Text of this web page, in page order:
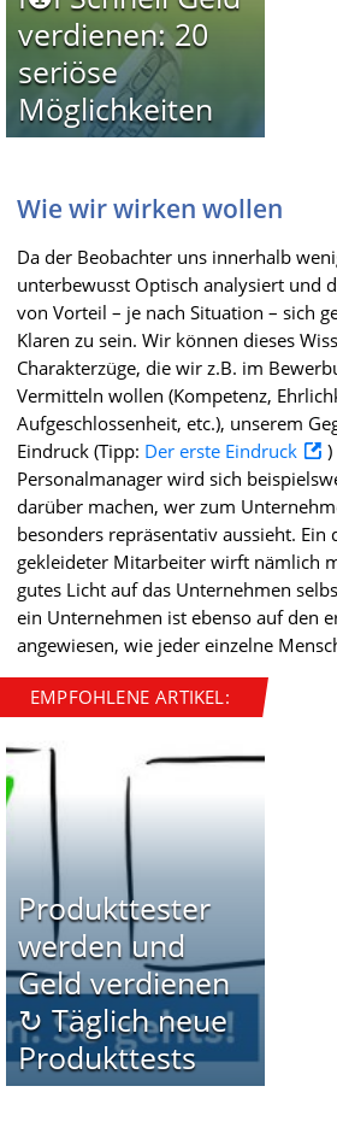
verdienen: 20
seriöse
Möglichkeiten
Wie wir wirken wollen
Da der Beobachter uns innerhalb
unterbewusst Optisch analysiert und
von Vorteil – je nach Situation – sich
Klaren zu sein. Wir können dieses
Charakterzüge, die wir z.B. im
Vermitteln wollen (Kompetenz,
Aufgeschlossenheit, etc.), unserem
Eindruck (Tipp: Der erste Eindruck
Personalmanager wird sich
darüber machen, wer zum
besonders repräsentativ aussieht. Ein
gekleideter Mitarbeiter wirft nämlich
gutes Licht auf das Unternehmen
ein Unternehmen ist ebenso auf den
angewiesen, wie jeder einzelne
EMPFOHLENE ARTIKEL:
Produkttester
werden und
Geld verdienen
↻ Täglich neue
Produkttests